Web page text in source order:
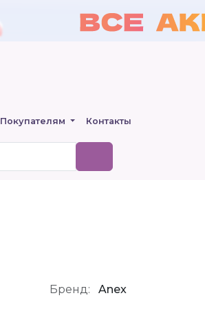
Покупателям Контакты
Бренд:
Anex